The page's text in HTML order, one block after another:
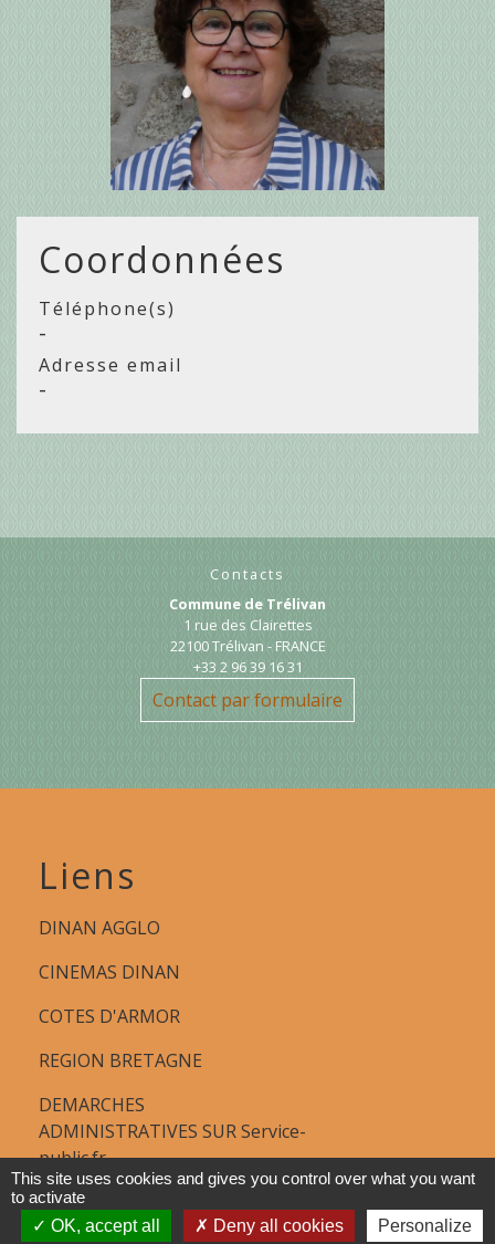
Coordonnées
Téléphone(s)
-
Adresse email
-
Contacts
Commune de Trélivan
1 rue des Clairettes
22100 Trélivan - FRANCE
+33 2 96 39 16 31
Contact par formulaire
Liens
DINAN AGGLO
CINEMAS DINAN
COTES D'ARMOR
REGION BRETAGNE
DEMARCHES
ADMINISTRATIVES SUR Service-
public.fr
This site uses cookies and gives you control over what you want
to activate
OK, accept all
Deny all cookies Personalize